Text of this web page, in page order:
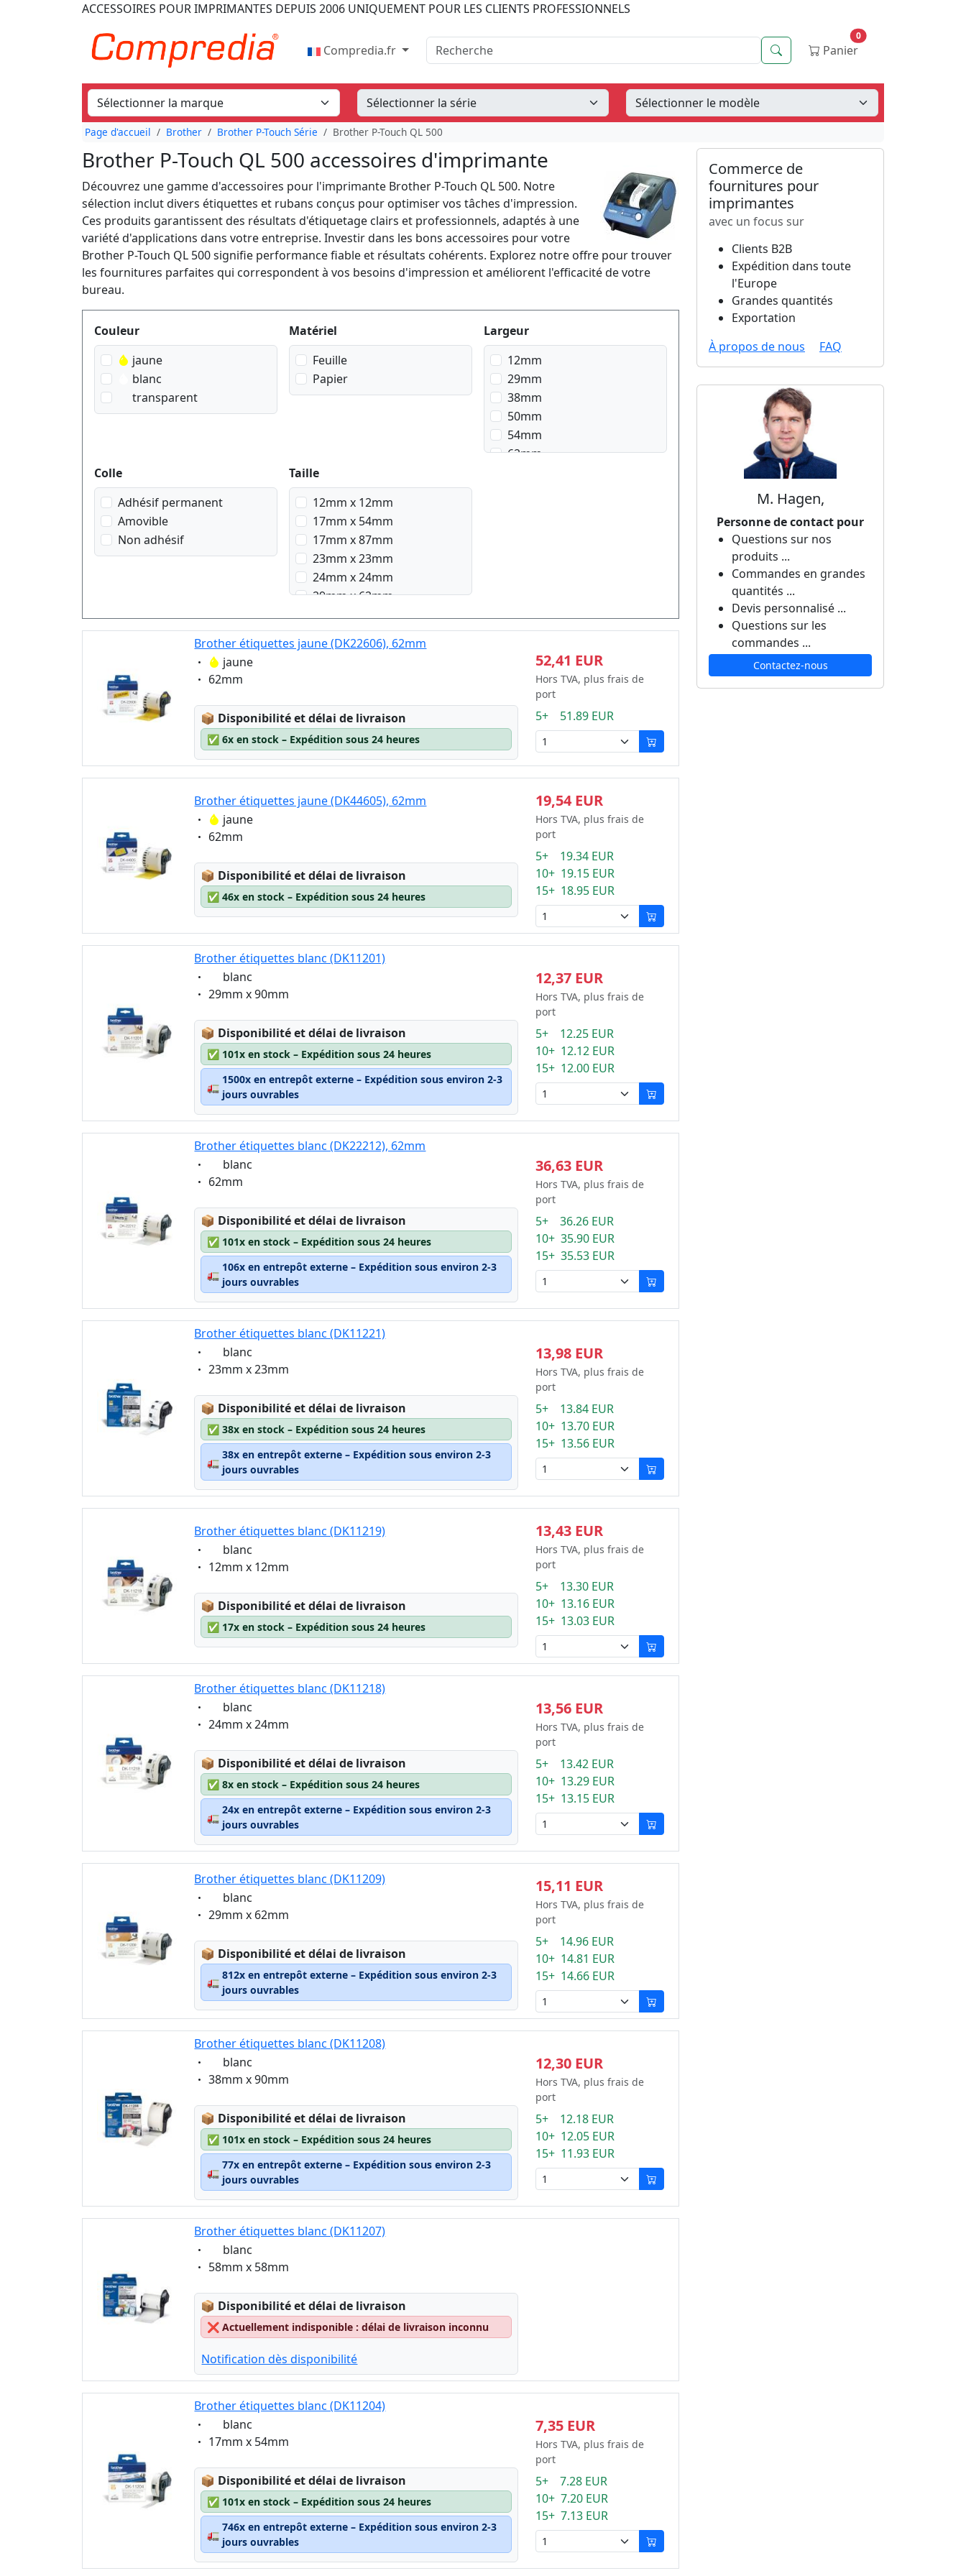
ACCESSOIRES POUR IMPRIMANTES DEPUIS 2006 UNIQUEMENT POUR LES CLIENTS PROFESSIONNELS
Compredia.fr Recherche RecherchePanier
0
Page d'accueil Brother Brother P-Touch Série Brother P-Touch QL 500
Brother P-Touch QL 500 accessoires d'imprimante
Découvrez une gamme d'accessoires pour l'imprimante Brother P-Touch QL 500. Notre
sélection inclut divers étiquettes et rubans conçus pour optimiser vos tâches d'impression.
Ces produits garantissent des résultats d'étiquetage clairs et professionnels, adaptés à une
variété d'applications dans votre entreprise. Investir dans les bons accessoires pour votre
Brother P-Touch QL 500 signifie performance fiable et résultats cohérents. Explorez notre offre pour trouver
les fournitures parfaites qui correspondent à vos besoins d'impression et améliorent l'efficacité de votre
bureau.
Produktfilter
Couleur
jaune
blanc
transparent
Matériel
Feuille
Papier
Largeur
12mm
29mm
38mm
50mm
54mm
62mm
Colle
Adhésif permanent
Amovible
Non adhésif
Taille
12mm x 12mm
17mm x 54mm
17mm x 87mm
23mm x 23mm
24mm x 24mm
29mm x 62mm
29mm x 90mm
38mm x 90mm
58mm x 58mm
Brother étiquettes jaune (DK22606), 62mm
Eigenschaft:
jaune
Eigenschaft:
62mm
📦 Lagerstatus:
Disponibilité et délai de livraison
✅ 6x en stock – Expédition sous 24 heures
52,41 EUR
Hors TVA, plus frais de
port
5+ 51.89 EUR
Brother étiquettes jaune (DK44605), 62mm
Eigenschaft:
jaune
Eigenschaft:
62mm
📦 Lagerstatus:
Disponibilité et délai de livraison
✅ 46x en stock – Expédition sous 24 heures
19,54 EUR
Hors TVA, plus frais de
port
5+ 19.34 EUR
10+ 19.15 EUR
15+ 18.95 EUR
Brother étiquettes blanc (DK11201)
Eigenschaft:
blanc
Eigenschaft:
29mm x 90mm
📦 Lagerstatus:
Disponibilité et délai de livraison
✅ 101x en stock – Expédition sous 24 heures
🚛
1500x en entrepôt externe – Expédition sous environ 2-3
jours ouvrables
12,37 EUR
Hors TVA, plus frais de
port
5+ 12.25 EUR
10+ 12.12 EUR
15+ 12.00 EUR
Brother étiquettes blanc (DK22212), 62mm
Eigenschaft:
blanc
Eigenschaft:
62mm
📦 Lagerstatus:
Disponibilité et délai de livraison
✅ 101x en stock – Expédition sous 24 heures
🚛
106x en entrepôt externe – Expédition sous environ 2-3
jours ouvrables
36,63 EUR
Hors TVA, plus frais de
port
5+ 36.26 EUR
10+ 35.90 EUR
15+ 35.53 EUR
Brother étiquettes blanc (DK11221)
Eigenschaft:
blanc
Eigenschaft:
23mm x 23mm
📦 Lagerstatus:
Disponibilité et délai de livraison
✅ 38x en stock – Expédition sous 24 heures
🚛
38x en entrepôt externe – Expédition sous environ 2-3
jours ouvrables
13,98 EUR
Hors TVA, plus frais de
port
5+ 13.84 EUR
10+ 13.70 EUR
15+ 13.56 EUR
Brother étiquettes blanc (DK11219)
Eigenschaft:
blanc
Eigenschaft:
12mm x 12mm
📦 Lagerstatus:
Disponibilité et délai de livraison
✅ 17x en stock – Expédition sous 24 heures
13,43 EUR
Hors TVA, plus frais de
port
5+ 13.30 EUR
10+ 13.16 EUR
15+ 13.03 EUR
Brother étiquettes blanc (DK11218)
Eigenschaft:
blanc
Eigenschaft:
24mm x 24mm
📦 Lagerstatus:
Disponibilité et délai de livraison
✅ 8x en stock – Expédition sous 24 heures
🚛
24x en entrepôt externe – Expédition sous environ 2-3
jours ouvrables
13,56 EUR
Hors TVA, plus frais de
port
5+ 13.42 EUR
10+ 13.29 EUR
15+ 13.15 EUR
Brother étiquettes blanc (DK11209)
Eigenschaft:
blanc
Eigenschaft:
29mm x 62mm
📦 Lagerstatus:
Disponibilité et délai de livraison
🚛
812x en entrepôt externe – Expédition sous environ 2-3
jours ouvrables
15,11 EUR
Hors TVA, plus frais de
port
5+ 14.96 EUR
10+ 14.81 EUR
15+ 14.66 EUR
Brother étiquettes blanc (DK11208)
Eigenschaft:
blanc
Eigenschaft:
38mm x 90mm
📦 Lagerstatus:
Disponibilité et délai de livraison
✅ 101x en stock – Expédition sous 24 heures
🚛
77x en entrepôt externe – Expédition sous environ 2-3
jours ouvrables
12,30 EUR
Hors TVA, plus frais de
port
5+ 12.18 EUR
10+ 12.05 EUR
15+ 11.93 EUR
Brother étiquettes blanc (DK11207)
Eigenschaft:
blanc
Eigenschaft:
58mm x 58mm
📦 Lagerstatus:
Disponibilité et délai de livraison
❌ Actuellement indisponible : délai de livraison inconnu
Notification dès disponibilité
Brother étiquettes blanc (DK11204)
Eigenschaft:
blanc
Eigenschaft:
17mm x 54mm
📦 Lagerstatus:
Disponibilité et délai de livraison
✅ 101x en stock – Expédition sous 24 heures
🚛
746x en entrepôt externe – Expédition sous environ 2-3
jours ouvrables
7,35 EUR
Hors TVA, plus frais de
port
5+ 7.28 EUR
10+ 7.20 EUR
15+ 7.13 EUR
Commerce de
fournitures pour
imprimantes
avec un focus sur
Clients B2B
Expédition dans toute
l'Europe
Grandes quantités
Exportation
À propos de nous
FAQ
M. Hagen,
Personne de contact pour
Questions sur nos
produits ...
Commandes en grandes
quantités ...
Devis personnalisé ...
Questions sur les
commandes ...
Contactez-nous